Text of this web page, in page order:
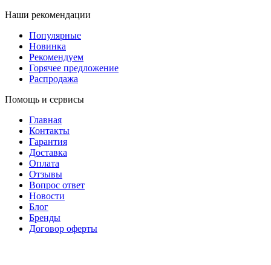
Наши рекомендации
Популярные
Новинка
Рекомендуем
Горячее предложение
Распродажа
Помощь и сервисы
Главная
Контакты
Гарантия
Доставка
Оплата
Отзывы
Вопрос ответ
Новости
Блог
Бренды
Договор оферты